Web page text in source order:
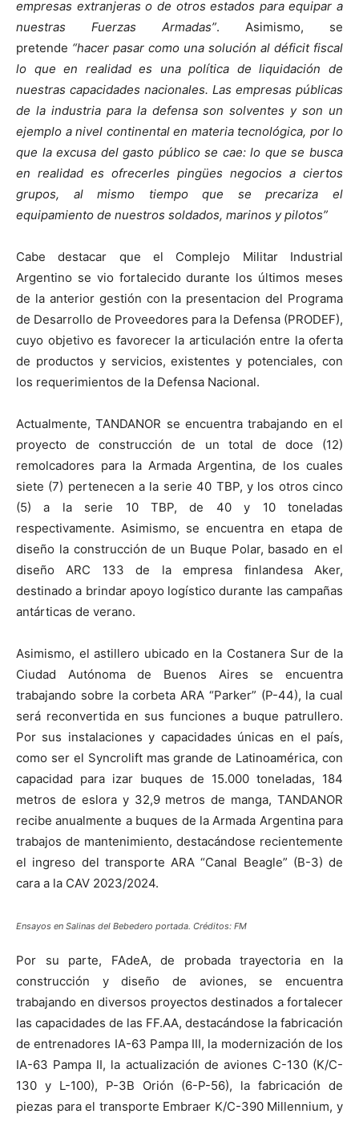
empresas extranjeras o de otros estados para equipar a
nuestras Fuerzas Armadas”. Asimismo, se
pretende “hacer pasar como una solución al déficit fiscal
lo que en realidad es una política de liquidación de
nuestras capacidades nacionales. Las empresas públicas
de la industria para la defensa son solventes y son un
ejemplo a nivel continental en materia tecnológica, por lo
que la excusa del gasto público se cae: lo que se busca
en realidad es ofrecerles pingües negocios a ciertos
grupos, al mismo tiempo que se precariza el
equipamiento de nuestros soldados, marinos y pilotos”
Cabe destacar que el Complejo Militar Industrial
Argentino se vio fortalecido durante los últimos meses
de la anterior gestión con la presentacion del Programa
de Desarrollo de Proveedores para la Defensa (PRODEF),
cuyo objetivo es favorecer la articulación entre la oferta
de productos y servicios, existentes y potenciales, con
los requerimientos de la Defensa Nacional.
Actualmente, TANDANOR se encuentra trabajando en el
proyecto de construcción de un total de doce (12)
remolcadores para la Armada Argentina, de los cuales
siete (7) pertenecen a la serie 40 TBP, y los otros cinco
(5) a la serie 10 TBP, de 40 y 10 toneladas
respectivamente. Asimismo, se encuentra en etapa de
diseño la construcción de un Buque Polar, basado en el
diseño ARC 133 de la empresa finlandesa Aker,
destinado a brindar apoyo logístico durante las campañas
antárticas de verano.
Asimismo, el astillero ubicado en la Costanera Sur de la
Ciudad Autónoma de Buenos Aires se encuentra
trabajando sobre la corbeta ARA “Parker” (P-44), la cual
será reconvertida en sus funciones a buque patrullero.
Por sus instalaciones y capacidades únicas en el país,
como ser el Syncrolift mas grande de Latinoamérica, con
capacidad para izar buques de 15.000 toneladas, 184
metros de eslora y 32,9 metros de manga, TANDANOR
recibe anualmente a buques de la Armada Argentina para
trabajos de mantenimiento, destacándose recientemente
el ingreso del transporte ARA “Canal Beagle” (B-3) de
cara a la CAV 2023/2024.
Ensayos en Salinas del Bebedero portada. Créditos: FM
Por su parte, FAdeA, de probada trayectoria en la
construcción y diseño de aviones, se encuentra
trabajando en diversos proyectos destinados a fortalecer
las capacidades de las FF.AA, destacándose la fabricación
de entrenadores IA-63 Pampa III, la modernización de los
IA-63 Pampa II, la actualización de aviones C-130 (K/C-
130 y L-100), P-3B Orión (6-P-56), la fabricación de
piezas para el transporte Embraer K/C-390 Millennium, y